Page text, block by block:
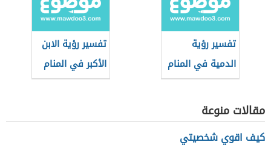
تفسير رؤية
الدمية في المنام
تفسير رؤية الابن
الأكبر في المنام
مقالات منوعة
كيف اقوي شخصيتي